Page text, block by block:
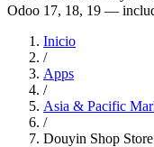
Odoo 17, 18, 19 —
Inicio
/
Apps
/
Asia & Pacific
/
Douyin Shop